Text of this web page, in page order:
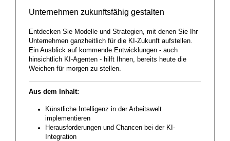
Unternehmen zukunftsfähig gestalten
Entdecken Sie Modelle und Strategien, mit denen Sie Ihr
Unternehmen ganzheitlich für die KI-Zukunft aufstellen.
Ein Ausblick auf kommende Entwicklungen - auch
hinsichtlich KI-Agenten - hilft Ihnen, bereits heute die
Weichen für morgen zu stellen.
Aus dem Inhalt:
Künstliche Intelligenz in der Arbeitswelt
implementieren
Herausforderungen und Chancen bei der KI-
Integration